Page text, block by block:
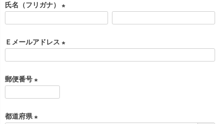
須
氏名（フリガナ）
須
Ｅメールアドレス
郵便番号
須
都道府県